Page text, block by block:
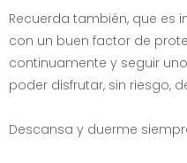
Recuerda también, que es
con un buen factor de
continuamente y seguir
poder disfrutar, sin riesgo,
Descansa y duerme